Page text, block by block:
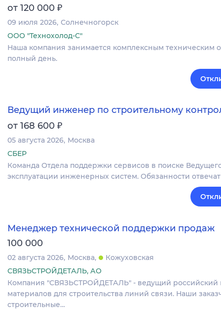
от 120 000 ₽
09 июля 2026 Солнечногорск
ООО "Технохолод-С"
Наша компания занимается комплексным техническим
полный день.
Ведущий инженер по строительному
от 168 600 ₽
05 августа 2026 Москва
СБЕР
Команда Отдела поддержки сервисов в поиске
эксплуатации инженерных систем. Обязанности
Менеджер технической поддержки продаж
100 000
02 августа 2026 Москва
Кожуховская
СВЯЗЬСТРОЙДЕТАЛЬ, АО
Компания "СВЯЗЬСТРОЙДЕТАЛЬ" - ведущий российский
материалов для строительства линий связи. Наши
строительные…